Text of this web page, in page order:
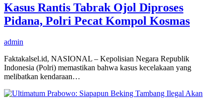
Kasus Rantis Tabrak Ojol Diproses
Pidana, Polri Pecat Kompol Kosmas
admin
Faktakalsel.id, NASIONAL – Kepolisian Negara Republik
Indonesia (Polri) memastikan bahwa kasus kecelakaan yang
melibatkan kendaraan…